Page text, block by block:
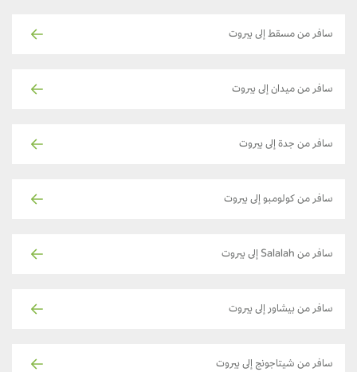
سافر من مسقط إلى بيروت
سافر من ميدان إلى بيروت
سافر من جدة إلى بيروت
سافر من كولومبو إلى بيروت
سافر من Salalah إلى بيروت
سافر من بيشاور إلى بيروت
سافر من شيتاجونج إلى بيروت